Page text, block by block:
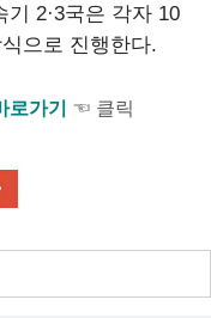
2·3국은 각자 10
으로 진행한다.
로가기 ☜ 클릭